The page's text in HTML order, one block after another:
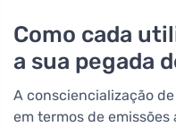
Como cada
a sua pegada
A consciencialização
em termos de